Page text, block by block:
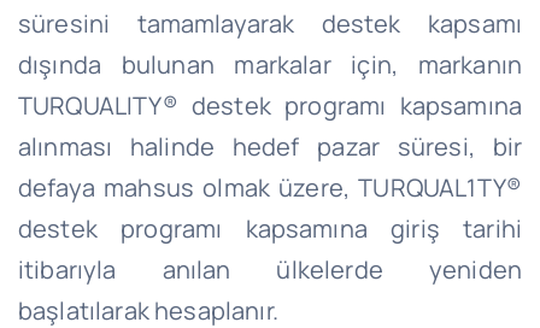
süresini tamamlayarak destek kapsamı
dışında bulunan markalar için, markanın
TURQUALITY® destek programı kapsamına
alınması halinde hedef pazar süresi, bir
defaya mahsus olmak üzere, TURQUAL1TY®
destek programı kapsamına giriş tarihi
itibarıyla anılan ülkelerde yeniden
başlatılarak hesaplanır.